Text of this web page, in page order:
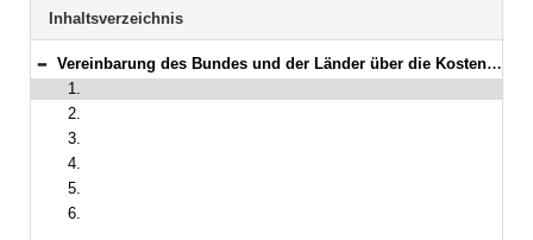
Suche
Navigation
Inhaltsverzeichnis
Bereich reduzieren
Vereinbarung des Bundes und der Länder über die Kosten in Einlieferungssachen
1.
2.
3.
4.
5.
6.